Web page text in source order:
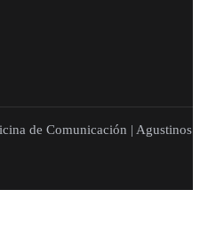
de Comunicación | Agustinos